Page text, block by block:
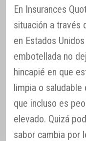
En Insurances
situación a través
en Estados
embotellada no
hincapié en que
limpia o saludable
que incluso es
elevado. Quizá
sabor cambia por